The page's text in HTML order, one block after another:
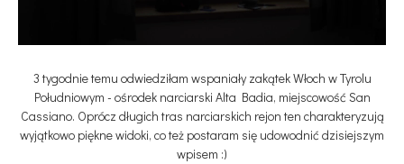
3 tygodnie temu odwiedziłam wspaniały zakątek Włoch w Tyrolu
Południowym - ośrodek narciarski Alta Badia, miejscowość San
Cassiano. Oprócz długich tras narciarskich rejon ten charakteryzują
wyjątkowo piękne widoki, co też postaram się udowodnić dzisiejszym
wpisem :)